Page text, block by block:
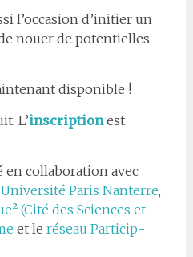
l’occasion d’initier un
nouer de potentielles
disponible !
L’inscription est
en collaboration avec
Université Paris Nanterre,
(Cité des Sciences et
et le réseau Particip-